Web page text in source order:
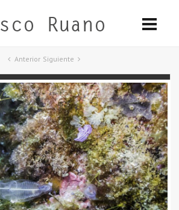
Anterior Siguiente